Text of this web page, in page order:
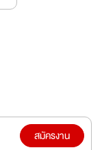
สมัครงาน